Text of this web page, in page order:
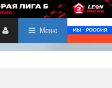
Меню